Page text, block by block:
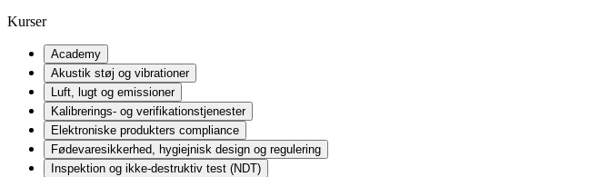
Kurser
Academy
Akustik støj og vibrationer
Luft, lugt og emissioner
Kalibrerings- og verifikationstjenester
Elektroniske produkters compliance
Fødevaresikkerhed, hygiejnisk design og regulering
Inspektion og ikke-destruktiv test (NDT)